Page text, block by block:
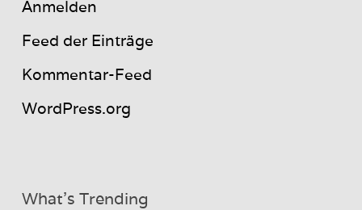
Anmelden
Feed der Einträge
Kommentar-Feed
WordPress.org
What’s Trending